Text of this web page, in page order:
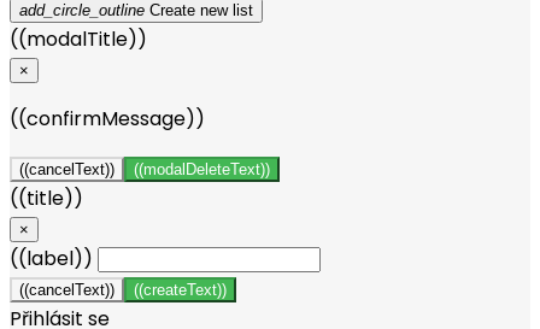
add_circle_outline Create new list
((modalTitle))
×
((confirmMessage))
((cancelText)) ((modalDeleteText))
((title))
×
((label))
((cancelText)) ((createText))
Přihlásit se